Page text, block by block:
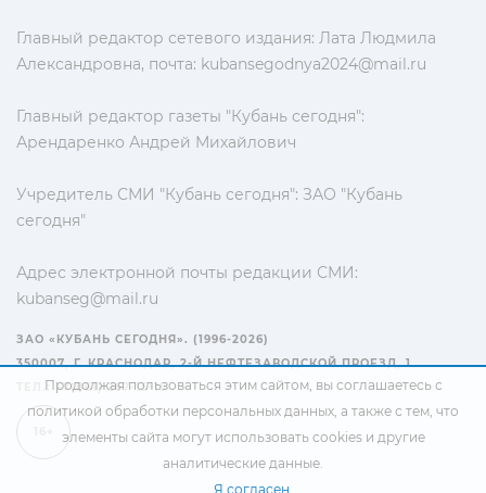
Главный редактор сетевого издания: Лата Людмила
Александровна, почта: kubansegodnya2024@mail.ru
Главный редактор газеты "Кубань сегодня":
Арендаренко Андрей Михайлович
Учредитель СМИ "Кубань сегодня": ЗАО "Кубань
сегодня"
Адрес электронной почты редакции СМИ:
kubanseg@mail.ru
ЗАО «КУБАНЬ СЕГОДНЯ». (1996-2026)
350007, Г. КРАСНОДАР, 2-Й НЕФТЕЗАВОДСКОЙ ПРОЕЗД, 1
ТЕЛ.: +7(861) 267-15-15
Продолжая пользоваться этим сайтом, вы соглашаетесь с
политикой обработки персональных данных, а также с тем, что
элементы сайта могут использовать cookies и другие
аналитические данные.
Я согласен